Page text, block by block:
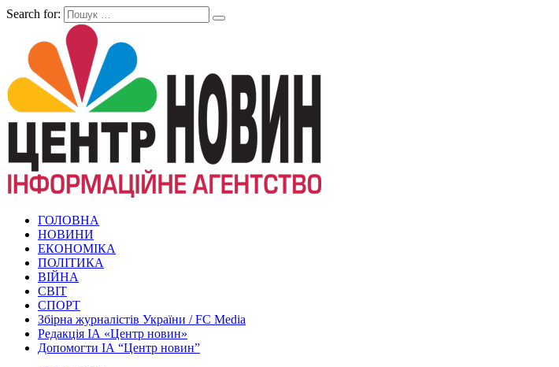
Search for:
ГОЛОВНА
НОВИНИ
ЕКОНОМІКА
ПОЛІТИКА
ВІЙНА
СВІТ
СПОРТ
Збірна журналістів України / FC Media
Редакція ІА «Центр новин»
Допомогти ІА “Центр новин”